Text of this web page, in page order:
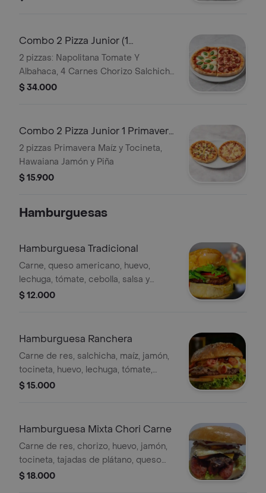
Combo 2 Pizza Junior (1
Napolitana y Una 4 Carnes) 20
Cm
2 pizzas: Napolitana Tomate Y
Albahaca, 4 Carnes Chorizo Salchicha
Jamón y Tocineta
$ 34.000
Combo 2 Pizza Junior 1 Primavera
y Una Hawaiana 20 Cm
2 pizzas Primavera Maíz y Tocineta,
Hawaiana Jamón y Piña
$ 15.900
Hamburguesas
Hamburguesa Tradicional
Carne, queso americano, huevo,
lechuga, tómate, cebolla, salsa y
papas chips
$ 12.000
Hamburguesa Ranchera
Carne de res, salchicha, maíz, jamón,
tocineta, huevo, lechuga, tómate,
cebolla, papas chips y salsas
$ 15.000
Hamburguesa Mixta Chori Carne
Carne de res, chorizo, huevo, jamón,
tocineta, tajadas de plátano, queso
americano, lechuga, tomate, cebolla,
$ 18.000